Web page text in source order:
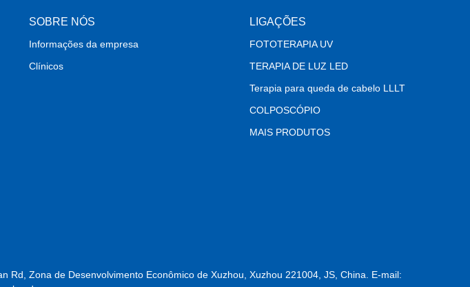
SOBRE NÓS
Informações da empresa
Clínicos
LIGAÇÕES
FOTOTERAPIA UV
TERAPIA DE LUZ LED
Terapia para queda de cabelo LLLT
COLPOSCÓPIO
MAIS PRODUTOS
Zona de Desenvolvimento Econômico de Xuzhou, Xuzhou 221004, JS, China. E-mail: